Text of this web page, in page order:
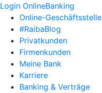
Login OnlineBanking
Online-Geschäftsstelle
#RaibaBlog
Privatkunden
Firmenkunden
Meine Bank
Karriere
Banking & Verträge